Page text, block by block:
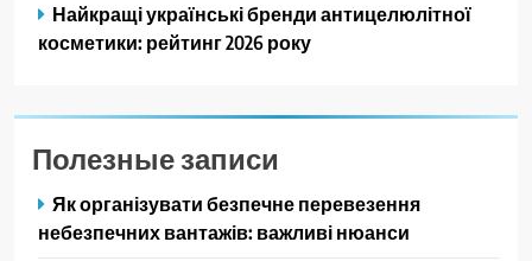
Найкращі українські бренди антицелюлітної
косметики: рейтинг 2026 року
Полезные записи
Як організувати безпечне перевезення
небезпечних вантажів: важливі нюанси